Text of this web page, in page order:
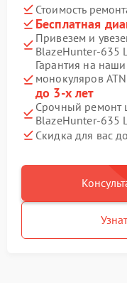
Стоимость
Бесплатная
Привезем и
BlazeHunter‑635
Гарантия на
монокуляров
до 3-х лет
Срочный ремонт
BlazeHunter‑635
Скидка для вас до